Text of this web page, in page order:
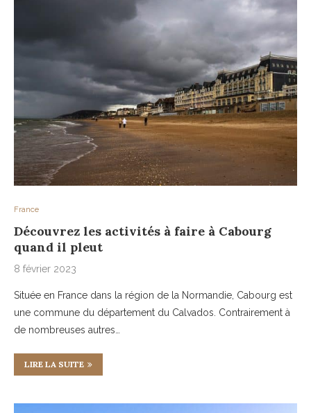
France
Découvrez les activités à faire à Cabourg
quand il pleut
8 février 2023
Située en France dans la région de la Normandie, Cabourg est
une commune du département du Calvados. Contrairement à
de nombreuses autres…
LIRE LA SUITE